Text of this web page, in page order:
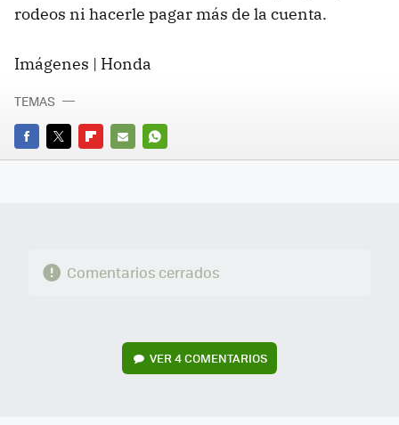
rodeos ni hacerle pagar más de la cuenta.
Imágenes | Honda
FACEBOOK
TWITTERFLIPBOARD
E-
WHATSAPP
TEMAS
Comentarios cerrados
VER4 COMENTARIOS